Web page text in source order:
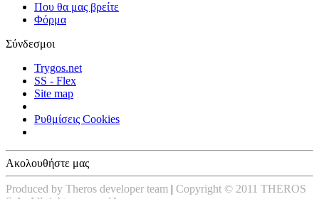
Που θα μας βρείτε
Φόρμα
Σύνδεσμοι
Trygos.net
SS - Flex
Site map
Ρυθμίσεις Cookies
Ακολουθήστε μας
Produced by Theros developer team | Copyright © 2011 THEROS